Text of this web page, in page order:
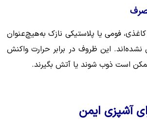
فومی یا پلاستیکی نازک به‌هیچ‌عنوان
نشده‌اند. این ظروف در برابر حرارت واکنش
است ذوب شوند یا آتش بگیرند.
آشپزی ایمن